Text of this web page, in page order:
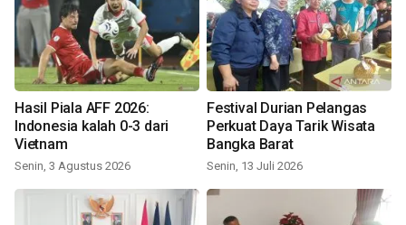
Hasil Piala AFF 2026:
Indonesia kalah 0-3 dari
Vietnam
Senin, 3 Agustus 2026
Festival Durian Pelangas
Perkuat Daya Tarik Wisata
Bangka Barat
Senin, 13 Juli 2026